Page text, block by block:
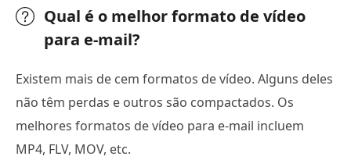
Qual é o melhor formato de vídeo
para e-mail?
Existem mais de cem formatos de vídeo. Alguns deles
não têm perdas e outros são compactados. Os
melhores formatos de vídeo para e-mail incluem
MP4, FLV, MOV, etc.